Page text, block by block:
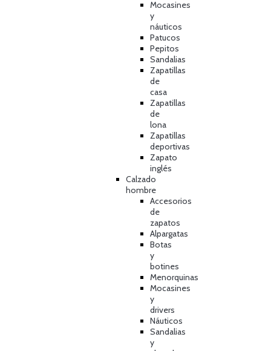
Mocasines
y
náuticos
Patucos
Pepitos
Sandalias
Zapatillas
de
casa
Zapatillas
de
lona
Zapatillas
deportivas
Zapato
inglés
Calzado
hombre
Accesorios
de
zapatos
Alpargatas
Botas
y
botines
Menorquinas
Mocasines
y
drivers
Náuticos
Sandalias
y